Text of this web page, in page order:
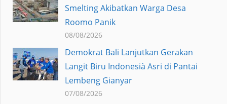
Smelting Akibatkan Warga Desa
Roomo Panik
08/08/2026
Demokrat Bali Lanjutkan Gerakan
Langit Biru Indonesià Asri di Pantai
Lembeng Gianyar
07/08/2026